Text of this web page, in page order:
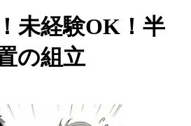
未経験OK！半
の組立